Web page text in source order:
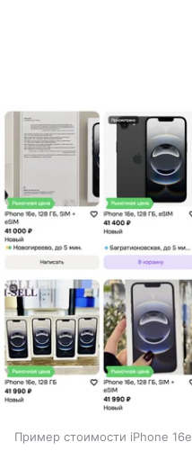
Пример стоимости iPhone 16e